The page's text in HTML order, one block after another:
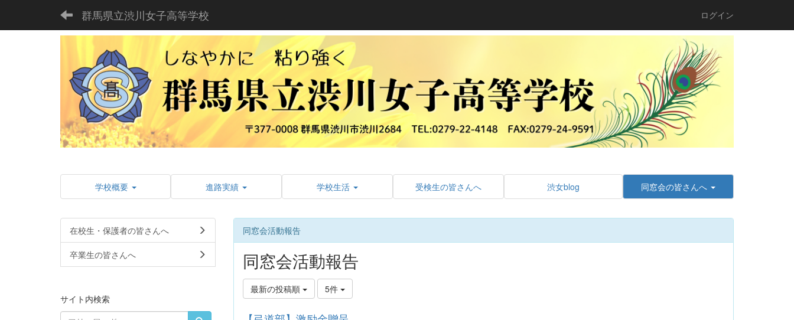
群馬県立渋川女子高等学校 ログイン
学校概要 進路実績 学校生活 受検生の皆さんへ 渋女blog 同窓会の皆さんへ
同窓会活動報告
同窓会活動報告
最新の投稿順 5件
在校生・保護者の皆さんへ
卒業生の皆さんへ
サイト内検索